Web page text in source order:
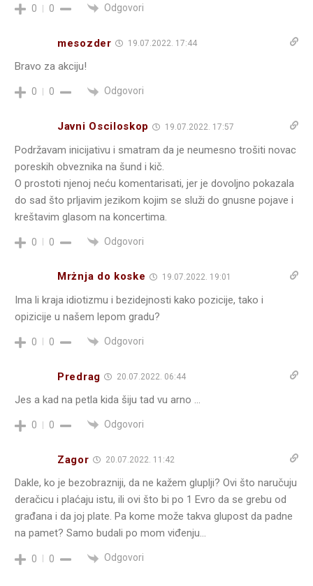
0 0 Odgovori
mesozder 19.07.2022. 17:44
Bravo za akciju!
0 0 Odgovori
Javni Osciloskop 19.07.2022. 17:57
Podržavam inicijativu i smatram da je neumesno trošiti novac
poreskih obveznika na šund i kič.
O prostoti njenoj neću komentarisati, jer je dovoljno pokazala
do sad što prljavim jezikom kojim se služi do gnusne pojave i
kreštavim glasom na koncertima.
0 0 Odgovori
Mrżnja do koske 19.07.2022. 19:01
Ima li kraja idiotizmu i bezidejnosti kako pozicije, tako i
opizicije u našem lepom gradu?
0 0 Odgovori
Predrag 20.07.2022. 06:44
Jes a kad na petla kida šiju tad vu arno …
0 0 Odgovori
Zagor 20.07.2022. 11:42
Dakle, ko je bezobrazniji, da ne kažem gluplji? Ovi što naručuju
deračicu i plaćaju istu, ili ovi što bi po 1 Evro da se grebu od
građana i da joj plate. Pa kome može takva glupost da padne
na pamet? Samo budali po mom viđenju…
0 0 Odgovori